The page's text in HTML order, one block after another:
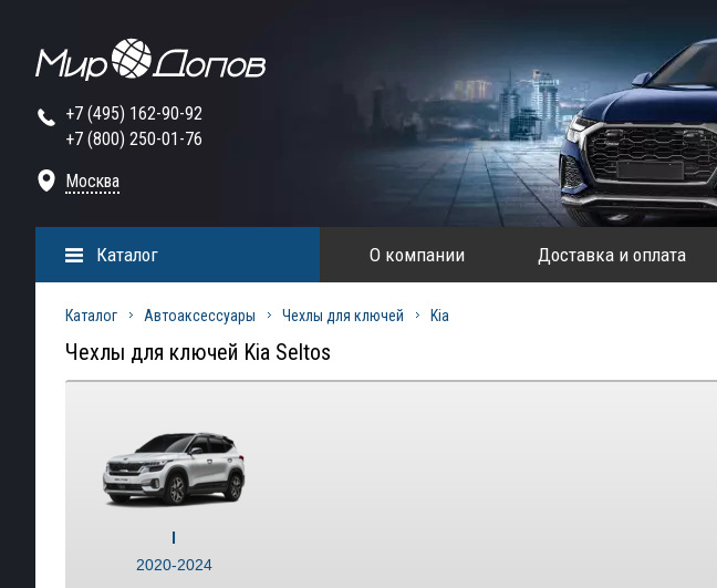
+7 (495) 162-90-92
+7 (800) 250-01-76
Москва
О компании Доставка и оплата
Каталог
Каталог Автоаксессуары Чехлы для ключей Kia
Чехлы для ключей Kia Seltos
I
2020-2024